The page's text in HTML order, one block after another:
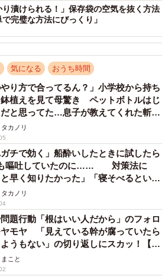
し、割り箸を抜いて閉じればOK。
り箸を用意する。
を真ん中あたりまで挟む。
張りながら割り箸をスライドさせ
公式インスタグラム／割箸の活用
p/DGAnukdyETv/
り漬けられる！」保存袋の空気を抜く方法
完璧な方法にびっくり」
気になる おうち時間
やり方で合ってるん？」小学校から持ち
植えを見て母驚き ペットボトルはじ
だと思ってた…息子が教えてくれた斬新
とは
カノリ
ガチで効く」船酔いしたときに試したら
嘔吐していたのに…… 対策法に
と早く知りたかった」「寝そべるといい
カノリ
題行動「根はいい人だから」のフォロ
モヤ 「見えている幹が腐っていたら
うもない」の切り返しにスカッ！【漫
こと